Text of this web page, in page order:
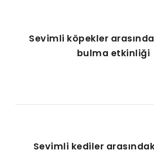
Sevimli köpekler
bulma etkinliği
Sevimli kediler